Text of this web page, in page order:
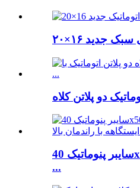
سایبر پنوماتیک 40x50 سانتی متر شش
...